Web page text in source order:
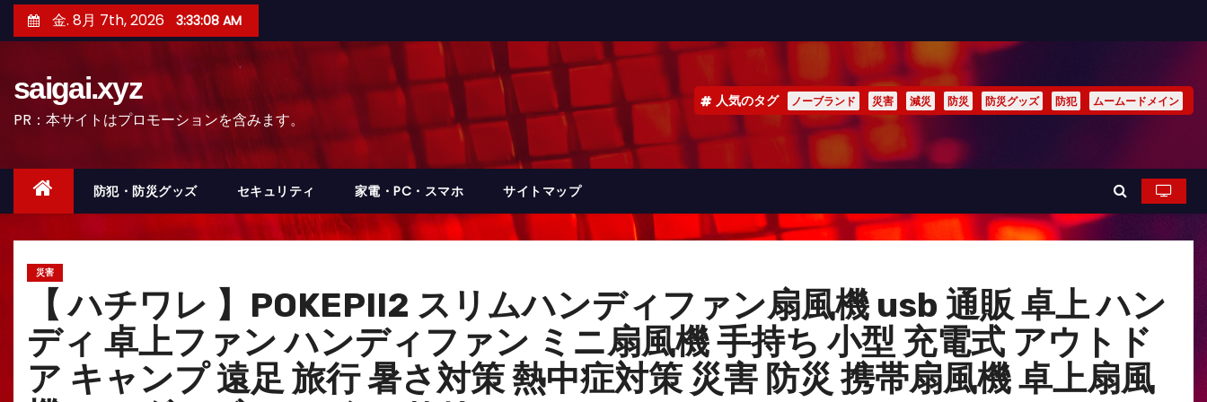
ン
ッ
金. 8月 7th, 2026 3:33:10 AM
saigai.xyz
PR：本サイトはプロモーションを含みます。
人気のタグ ノーブランド 災害 減災 防災 防災グッズ 防犯 ムームードメイン
防犯・防災グッズ セキュリティ 家電・PC・スマホ サイトマップ
災害
【 ハチワレ 】POKEPII2 スリムハンディファン扇風機 usb 通販 卓上 ハン
ディ 卓上ファン ハンディファン ミニ扇風機 手持ち 小型 充電式 アウトド
ア キャンプ 遠足 旅行 暑さ対策 熱中症対策 災害 防災 携帯扇風機 卓上扇風